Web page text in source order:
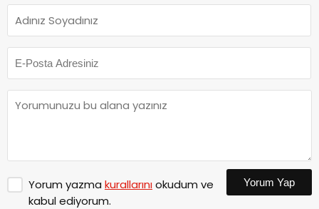
Yorum yazma kurallarınıokudum ve
kabul ediyorum.
Yorum Yap